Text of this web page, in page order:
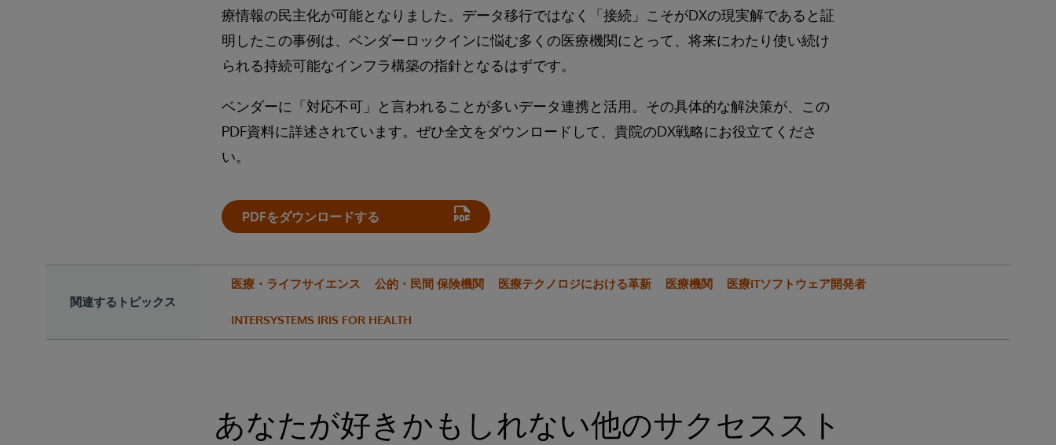
療情報の民主化が可能となりました。データ移行ではなく「接続」こそがDXの現実解であると証
明したこの事例は、ベンダーロックインに悩む多くの医療機関にとって、将来にわたり使い続け
られる持続可能なインフラ構築の指針となるはずです。
ベンダーに「対応不可」と言われることが多いデータ連携と活用。その具体的な解決策が、この
PDF資料に詳述されています。ぜひ全文をダウンロードして、貴院のDX戦略にお役立てくださ
い。
PDFをダウンロードする
関連するトピックス
医療・ライフサイエンス 公的・民間 保険機関 医療テクノロジにおける革新 医療機関 医療ITソフトウェア開発者
INTERSYSTEMS IRIS FOR HEALTH
あなたが好きかもしれない他のサクセススト